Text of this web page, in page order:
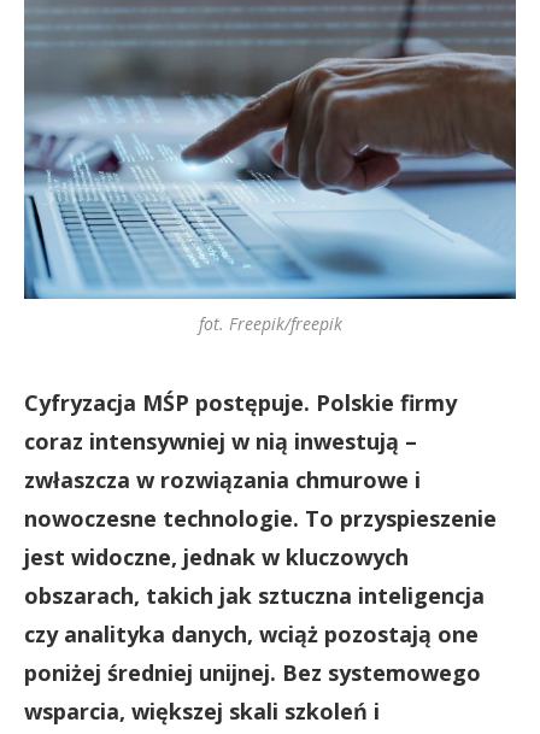
fot. Freepik/freepik
Cyfryzacja MŚP postępuje. Polskie firmy
coraz intensywniej w nią inwestują –
zwłaszcza w rozwiązania chmurowe i
nowoczesne technologie. To przyspieszenie
jest widoczne, jednak w kluczowych
obszarach, takich jak sztuczna inteligencja
czy analityka danych, wciąż pozostają one
poniżej średniej unijnej. Bez systemowego
wsparcia, większej skali szkoleń i